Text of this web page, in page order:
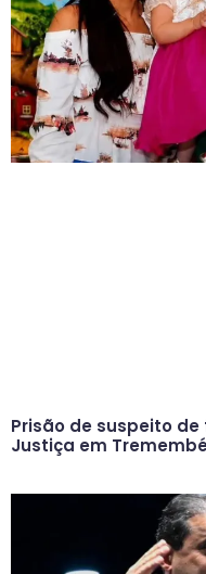
Prisão de suspeito
Justiça em Tremembé